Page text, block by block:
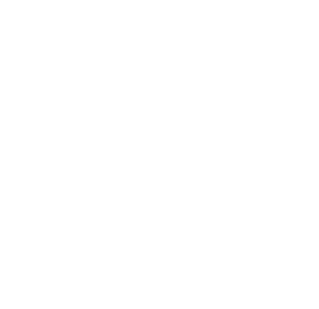
Perspectiva de